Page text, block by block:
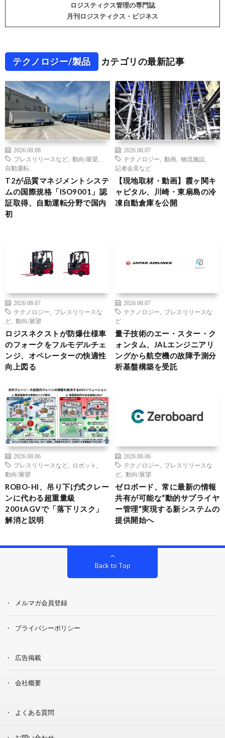
ロジスティクス管理の専門誌
月刊ロジスティクス・ビジネス
テクノロジー/製品 カテゴリの最新記事
2026.08.08
プレスリリースなど
動向/展望
自動運転
T2が品質マネジメントシステ
ムの国際規格「ISO9001」認
証取得、自動運転分野で国内
初
2026.08.07
テクノロジー
動画 物流施設
記者会見など
【現地取材・動画】霞ヶ関キ
ャピタル、川崎・東扇島の冷
凍自動倉庫を公開
2026.08.07
テクノロジー
プレスリリースな
ど
動向/展望
ロジスネクストが防爆仕様車
のフォークをフルモデルチェ
ンジ、オペレーターの快適性
向上図る
2026.08.07
テクノロジー
プレスリリースな
ど
量子技術のエー・スター・ク
ォンタム、JALエンジニアリ
ングから航空機の故障予測分
析基盤構築を受託
2026.08.06
プレスリリースなど
ロボット
動向/展望
ROBO-HI、吊り下げ式クレー
ンに代わる超重量級
200tAGVで「落下リスク」
解消と説明
2026.08.06
テクノロジー
プレスリリースな
ど
動向/展望
ゼロボード、常に最新の情報
共有が可能な“動的サプライヤ
ー管理”実現する新システムの
提供開始へ
Back to Top
メルマガ会員登録
プライバシーポリシー
広告掲載
会社概要
よくある質問